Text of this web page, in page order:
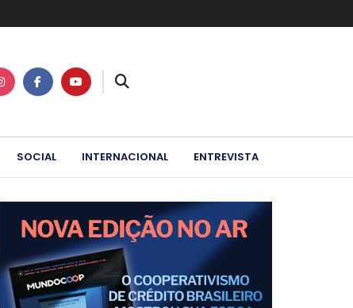
SOCIAL INTERNACIONAL ENTREVISTA